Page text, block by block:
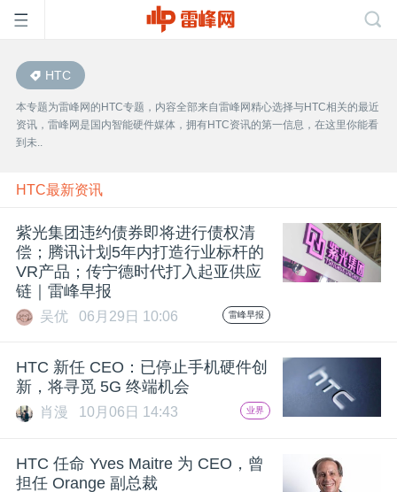
首
页
雷
峰
网
开
HTC
本专题为雷峰网的HTC专题，内容全部来自雷峰网精心选择与HTC相关的最近
资讯，雷峰网是国内智能硬件媒体，拥有HTC资讯的第一信息，在这里你能看
到未..
HTC最新资讯
紫光集团违约债券即将进行债权清
偿；腾讯计划5年内打造行业标杆的
VR产品；传宁德时代打入起亚供应
链｜雷峰早报
吴优 06月29日 10:06 雷峰早报
HTC 新任 CEO：已停止手机硬件创
新，将寻觅 5G 终端机会
肖漫 10月06日 14:43 业界
HTC 任命 Yves Maitre 为 CEO，曾
担任 Orange 副总裁